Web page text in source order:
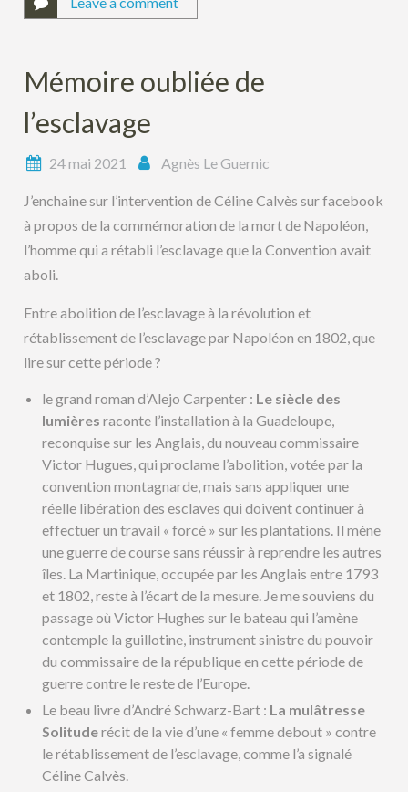
Mémoire oubliée de
l’esclavage
24 mai 2021 Agnès Le Guernic
J’enchaine sur l’intervention de Céline Calvès sur facebook
à propos de la commémoration de la mort de Napoléon,
l’homme qui a rétabli l’esclavage que la Convention avait
aboli.
Entre abolition de l’esclavage à la révolution et
rétablissement de l’esclavage par Napoléon en 1802, que
lire sur cette période ?
le grand roman d’Alejo Carpenter : Le siècle des
lumières raconte l’installation à la Guadeloupe,
reconquise sur les Anglais, du nouveau commissaire
Victor Hugues, qui proclame l’abolition, votée par la
convention montagnarde, mais sans appliquer une
réelle libération des esclaves qui doivent continuer à
effectuer un travail « forcé » sur les plantations. Il mène
une guerre de course sans réussir à reprendre les autres
îles. La Martinique, occupée par les Anglais entre 1793
et 1802, reste à l’écart de la mesure. Je me souviens du
passage où Victor Hughes sur le bateau qui l’amène
contemple la guillotine, instrument sinistre du pouvoir
du commissaire de la république en cette période de
guerre contre le reste de l’Europe.
Le beau livre d’André Schwarz-Bart : La mulâtresse
Solituderécit de la vie d’une « femme debout » contre
le rétablissement de l’esclavage, comme l’a signalé
Céline Calvès.